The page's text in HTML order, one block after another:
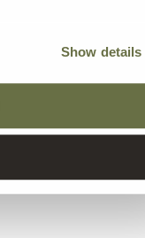
Show details